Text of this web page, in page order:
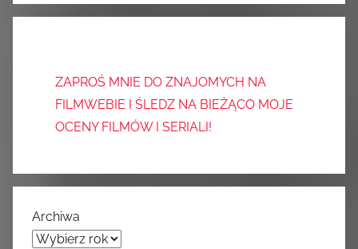
ZAPROŚ MNIE DO ZNAJOMYCH NA
FILMWEBIE I ŚLEDZ NA BIEŻĄCO MOJE
OCENY FILMÓW I SERIALI!
Archiwa